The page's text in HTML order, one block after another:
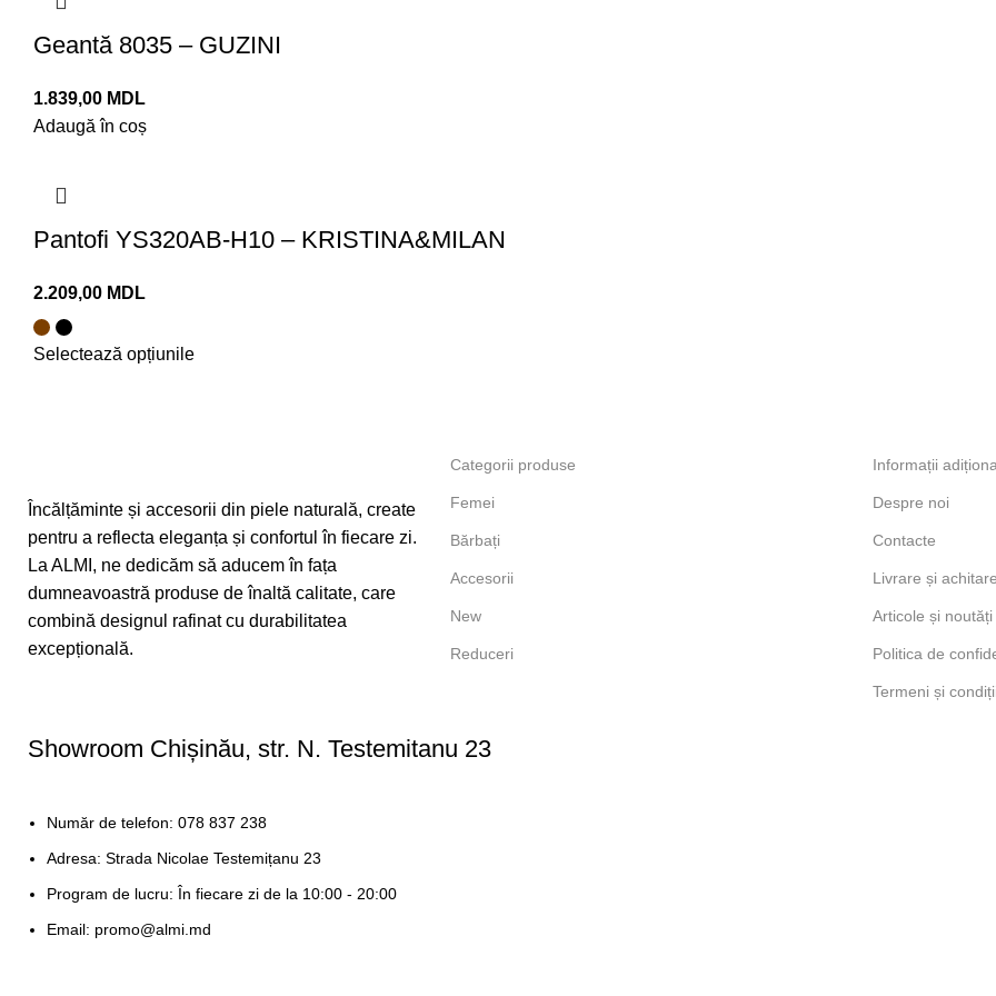
Geantă 8035 – GUZINI
MDL
Adaugă în coș
Pantofi YS320AB-H10 – KRISTINA&MILAN
MDL
Selectează opțiunile
Încălțăminte și accesorii din piele naturală, create
pentru a reflecta eleganța și confortul în fiecare zi.
La ALMI, ne dedicăm să aducem în fața
dumneavoastră produse de înaltă calitate, care
combină designul rafinat cu durabilitatea
excepțională.
Categorii produse
Femei
Bărbați
Accesorii
New
Reduceri
Informații
Despre noi
Contacte
Livrare și
Articole și noutăți
Politica de
Termeni și
Showroom Chișinău, str. N. Testemitanu 23
Număr de telefon: 078 837 238
Adresa: Strada Nicolae Testemițanu 23
Program de lucru: În fiecare zi de la 10:00 - 20:00
Email: promo@almi.md